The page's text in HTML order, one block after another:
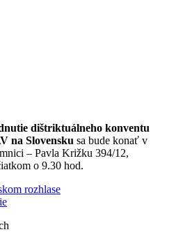
dištriktuálneho konventu
na Slovensku sa bude konať v
– Pavla Križku 394/12,
o 9.30 hod.
rozhlase